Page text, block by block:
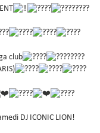
club
DJ ICONIC LION!